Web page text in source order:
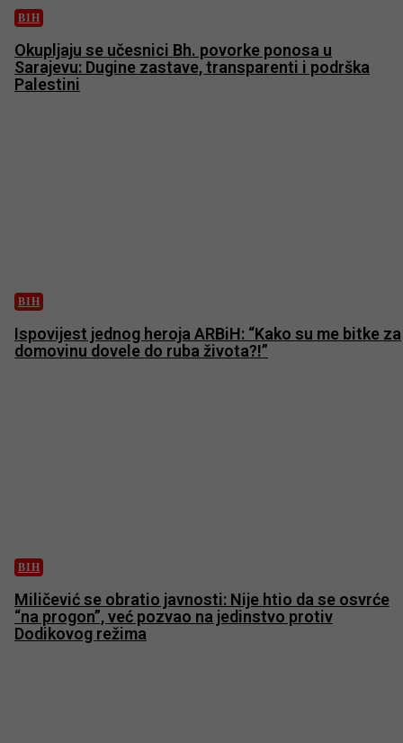
BIH
Okupljaju se učesnici Bh. povorke ponosa u
Sarajevu: Dugine zastave, transparenti i podrška
Palestini
BIH
Ispovijest jednog heroja ARBiH: “Kako su me bitke za
domovinu dovele do ruba života?!”
BIH
Miličević se obratio javnosti: Nije htio da se osvrće
“na progon”, već pozvao na jedinstvo protiv
Dodikovog režima